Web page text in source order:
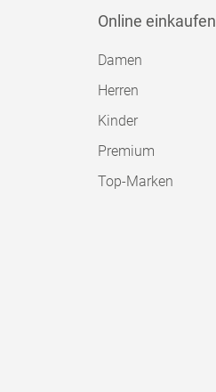
Online einkaufen
Damen
Herren
Kinder
Premium
Top-Marken